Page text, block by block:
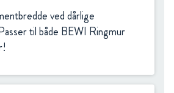
ved dårlige
til både BEWI Ringmur